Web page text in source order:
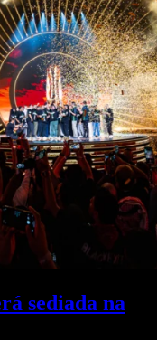
sediada na